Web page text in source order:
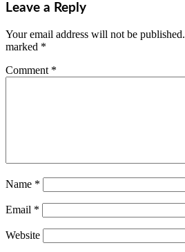
Leave a Reply
Your email address will not be published.
marked *
Comment *
Name *
Email *
Website